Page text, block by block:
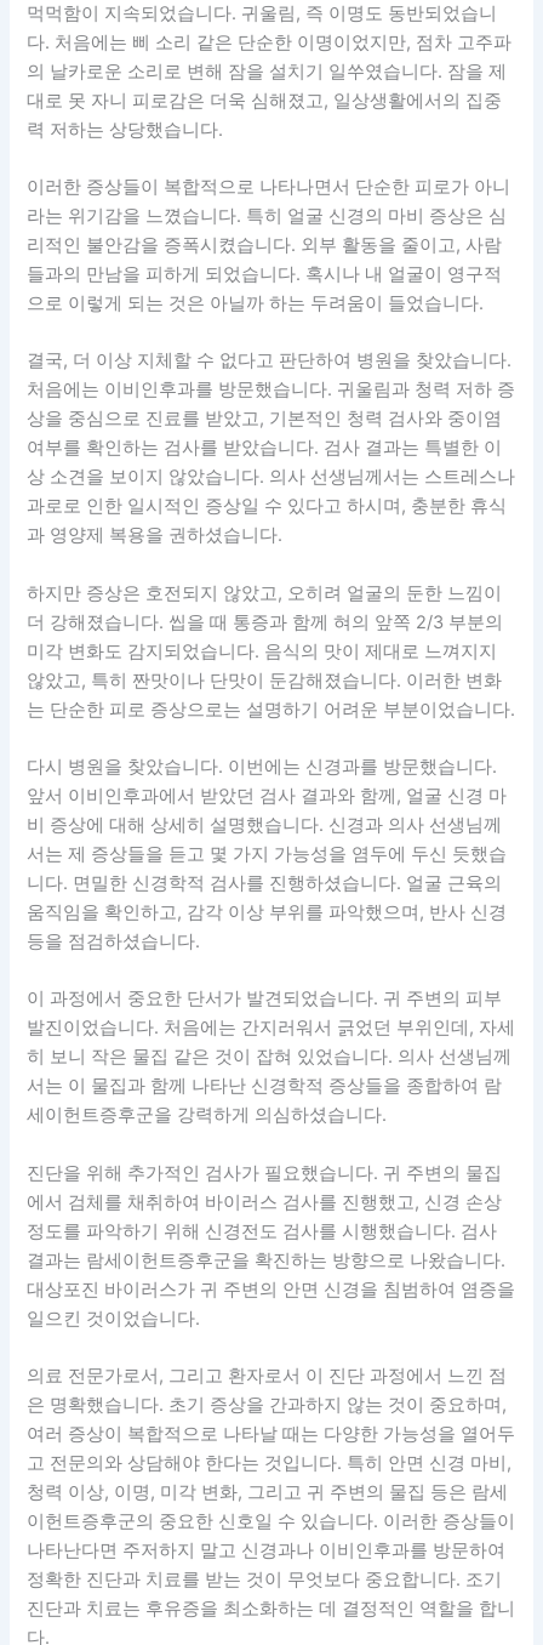
먹먹함이 지속되었습니다. 귀울림, 즉 이명도 동반되었습니
다. 처음에는 삐 소리 같은 단순한 이명이었지만, 점차 고주파
의 날카로운 소리로 변해 잠을 설치기 일쑤였습니다. 잠을 제
대로 못 자니 피로감은 더욱 심해졌고, 일상생활에서의 집중
력 저하는 상당했습니다.
이러한 증상들이 복합적으로 나타나면서 단순한 피로가 아니
라는 위기감을 느꼈습니다. 특히 얼굴 신경의 마비 증상은 심
리적인 불안감을 증폭시켰습니다. 외부 활동을 줄이고, 사람
들과의 만남을 피하게 되었습니다. 혹시나 내 얼굴이 영구적
으로 이렇게 되는 것은 아닐까 하는 두려움이 들었습니다.
결국, 더 이상 지체할 수 없다고 판단하여 병원을 찾았습니다.
처음에는 이비인후과를 방문했습니다. 귀울림과 청력 저하 증
상을 중심으로 진료를 받았고, 기본적인 청력 검사와 중이염
여부를 확인하는 검사를 받았습니다. 검사 결과는 특별한 이
상 소견을 보이지 않았습니다. 의사 선생님께서는 스트레스나
과로로 인한 일시적인 증상일 수 있다고 하시며, 충분한 휴식
과 영양제 복용을 권하셨습니다.
하지만 증상은 호전되지 않았고, 오히려 얼굴의 둔한 느낌이
더 강해졌습니다. 씹을 때 통증과 함께 혀의 앞쪽 2/3 부분의
미각 변화도 감지되었습니다. 음식의 맛이 제대로 느껴지지
않았고, 특히 짠맛이나 단맛이 둔감해졌습니다. 이러한 변화
는 단순한 피로 증상으로는 설명하기 어려운 부분이었습니다.
다시 병원을 찾았습니다. 이번에는 신경과를 방문했습니다.
앞서 이비인후과에서 받았던 검사 결과와 함께, 얼굴 신경 마
비 증상에 대해 상세히 설명했습니다. 신경과 의사 선생님께
서는 제 증상들을 듣고 몇 가지 가능성을 염두에 두신 듯했습
니다. 면밀한 신경학적 검사를 진행하셨습니다. 얼굴 근육의
움직임을 확인하고, 감각 이상 부위를 파악했으며, 반사 신경
등을 점검하셨습니다.
이 과정에서 중요한 단서가 발견되었습니다. 귀 주변의 피부
발진이었습니다. 처음에는 간지러워서 긁었던 부위인데, 자세
히 보니 작은 물집 같은 것이 잡혀 있었습니다. 의사 선생님께
서는 이 물집과 함께 나타난 신경학적 증상들을 종합하여 람
세이헌트증후군을 강력하게 의심하셨습니다.
진단을 위해 추가적인 검사가 필요했습니다. 귀 주변의 물집
에서 검체를 채취하여 바이러스 검사를 진행했고, 신경 손상
정도를 파악하기 위해 신경전도 검사를 시행했습니다. 검사
결과는 람세이헌트증후군을 확진하는 방향으로 나왔습니다.
대상포진 바이러스가 귀 주변의 안면 신경을 침범하여 염증을
일으킨 것이었습니다.
의료 전문가로서, 그리고 환자로서 이 진단 과정에서 느낀 점
은 명확했습니다. 초기 증상을 간과하지 않는 것이 중요하며,
여러 증상이 복합적으로 나타날 때는 다양한 가능성을 열어두
고 전문의와 상담해야 한다는 것입니다. 특히 안면 신경 마비,
청력 이상, 이명, 미각 변화, 그리고 귀 주변의 물집 등은 람세
이헌트증후군의 중요한 신호일 수 있습니다. 이러한 증상들이
나타난다면 주저하지 말고 신경과나 이비인후과를 방문하여
정확한 진단과 치료를 받는 것이 무엇보다 중요합니다. 조기
진단과 치료는 후유증을 최소화하는 데 결정적인 역할을 합니
다.